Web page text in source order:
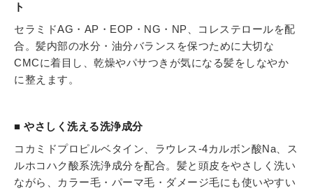
ト
セラミドAG・AP・EOP・NG・NP、コレステロールを配
合。髪内部の水分・油分バランスを保つために大切な
CMCに着目し、乾燥やパサつきが気になる髪をしなやか
に整えます。
■ やさしく洗える洗浄成分
コカミドプロピルベタイン、ラウレス-4カルボン酸Na、ス
ルホコハク酸系洗浄成分を配合。髪と頭皮をやさしく洗い
ながら、カラー毛・パーマ毛・ダメージ毛にも使いやすい